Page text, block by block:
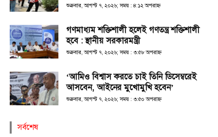
শুক্রবার, আগস্ট ৭, ২০২৬; সময় : ৪:১২ অপরাহ্ণ
গণমাধ্যম শক্তিশালী হলেই গণতন্ত্র শক্তিশালী
হবে : স্থানীয় সরকারমন্ত্রী
শুক্রবার, আগস্ট ৭, ২০২৬; সময় : ৩:৫৮ অপরাহ্ণ
‘আমিও বিশ্বাস করতে চাই তিনি ডিসেম্বরেই
আসবেন, আইনের মুখোমুখি হবেন’
শুক্রবার, আগস্ট ৭, ২০২৬; সময় : ৩:৫০ অপরাহ্ণ
সর্বশেষ